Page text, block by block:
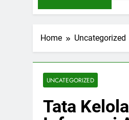
Home Uncategorized
UNCATEGORIZED
Tata